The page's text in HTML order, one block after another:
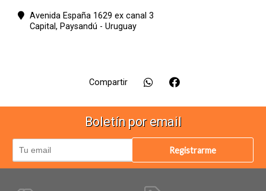
Avenida España 1629 ex canal 3
Capital, Paysandú - Uruguay
Compartir
Boletín por email
Registrarme